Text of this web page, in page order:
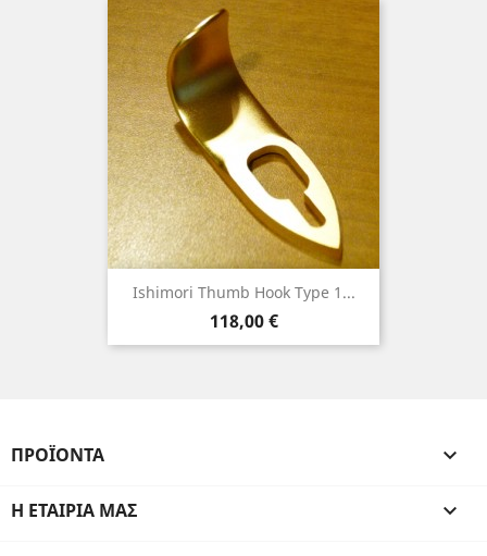
Ishimori Thumb Hook Type 1...
Τιμή
118,00 €
ΠΡΟΪΌΝΤΑ 
Η ΕΤΑΙΡΊΑ ΜΑΣ 